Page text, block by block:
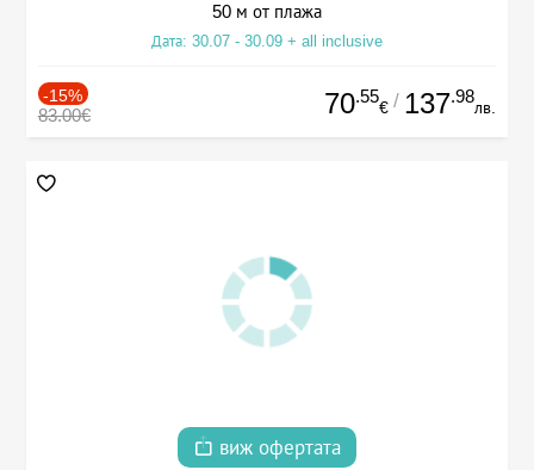
50 м от плажа
Дата: 30.07 - 30.09 + all inclusive
-15%
83.00€ 70.55
€ / 137.98
лв.
виж офертата